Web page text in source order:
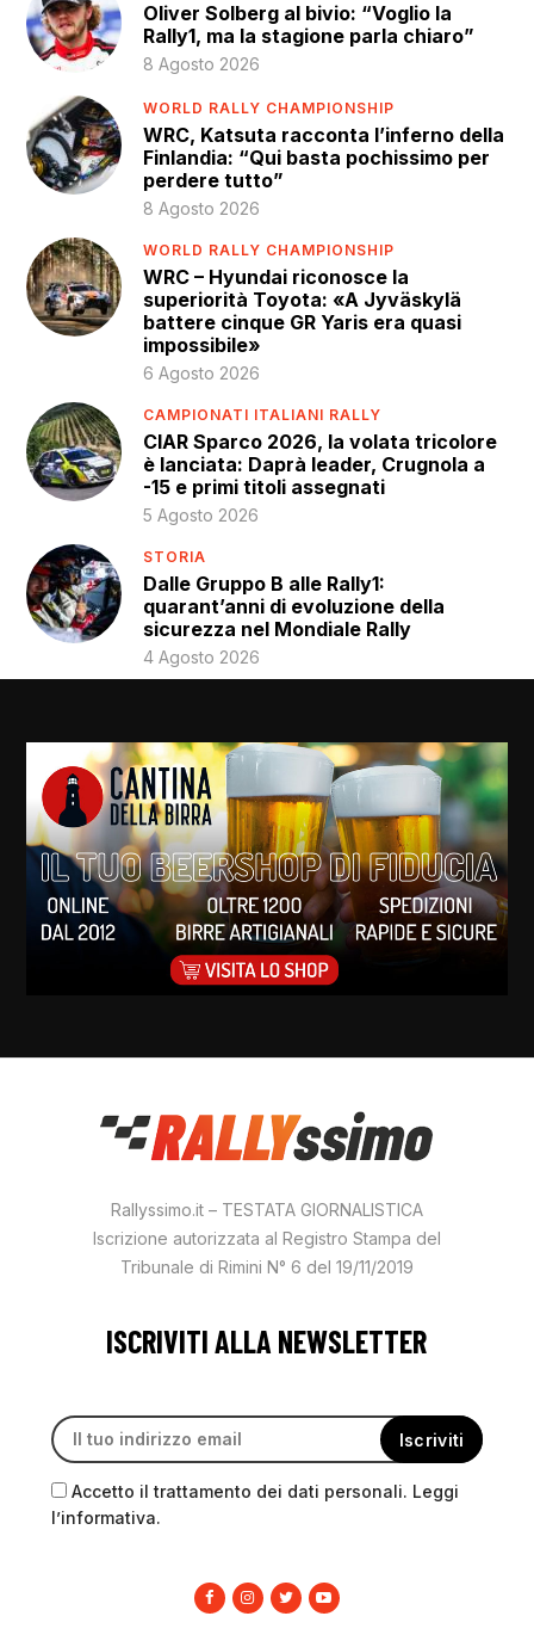
Oliver Solberg al bivio: “Voglio la
Rally1, ma la stagione parla chiaro”
8 Agosto 2026
WORLD RALLY CHAMPIONSHIP
WRC, Katsuta racconta l’inferno della
Finlandia: “Qui basta pochissimo per
perdere tutto”
8 Agosto 2026
WORLD RALLY CHAMPIONSHIP
WRC – Hyundai riconosce la
superiorità Toyota: «A Jyväskylä
battere cinque GR Yaris era quasi
impossibile»
6 Agosto 2026
CAMPIONATI ITALIANI RALLY
CIAR Sparco 2026, la volata tricolore
è lanciata: Daprà leader, Crugnola a
-15 e primi titoli assegnati
5 Agosto 2026
STORIA
Dalle Gruppo B alle Rally1:
quarant’anni di evoluzione della
sicurezza nel Mondiale Rally
4 Agosto 2026
Rallyssimo.it – TESTATA GIORNALISTICA
Iscrizione autorizzata al Registro Stampa del
Tribunale di Rimini N° 6 del 19/11/2019
ISCRIVITI ALLA NEWSLETTER
Accetto il trattamento dei dati personali. Leggi
l’informativa.